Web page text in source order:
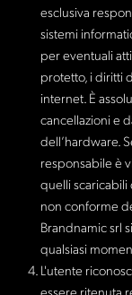
esclusiva
sistemi
per eventuali
protetto, i diritti
internet. È
cancellazioni e
dell’hardware.
responsabile è
quelli scaricabili
non conforme
Brandnamic srl
qualsiasi
L'utente